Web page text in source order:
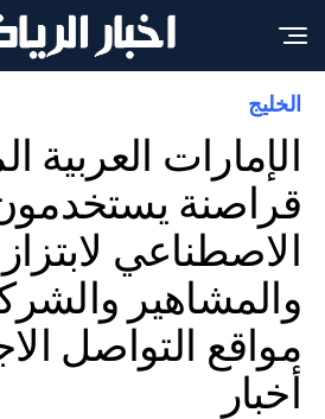
الخليج
الإمارات العربية
قراصنة يستخدمون
الاصطناعي
والمشاهير
مواقع التواصل
أخبار